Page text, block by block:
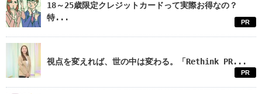
18～25歳限定クレジットカードって実際お得なの？
特...
PR
視点を変えれば、世の中は変わる。「Rethink PR...
PR